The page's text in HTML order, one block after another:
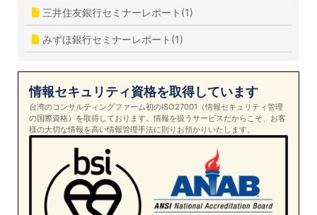
三井住友銀行セミナーレポート(1)
みずほ銀行セミナーレポート(1)
情報セキュリティ資格を取得しています
台湾のコンサルティングファーム初のISO27001（情報セキュリティ管理
の国際資格）を取得しております。情報を扱うサービスだからこそ、お客
様の大切な情報を高い情報管理手法に則りお預かりいたします。